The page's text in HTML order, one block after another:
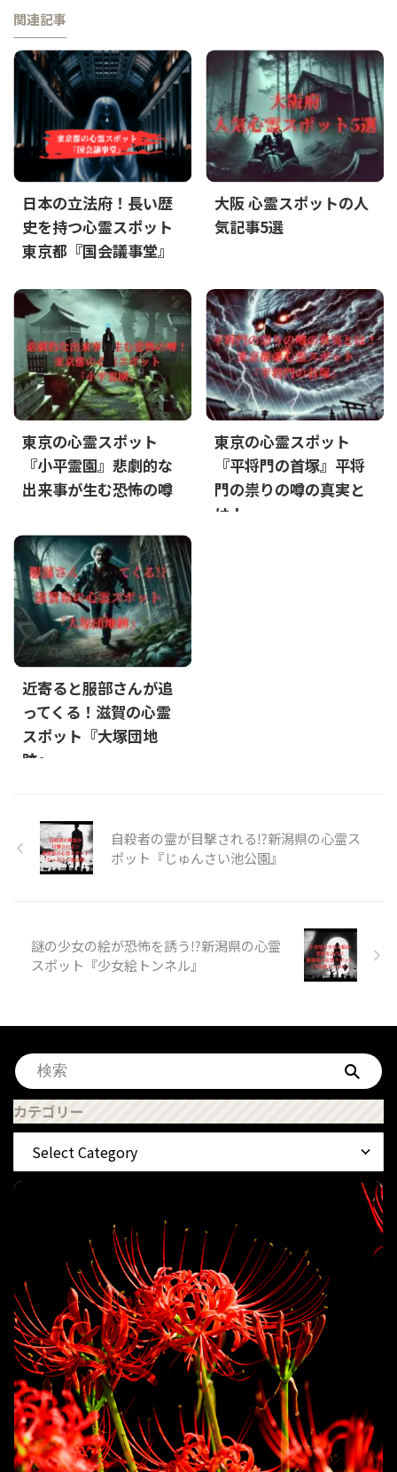
関連記事
日本の立法府！長い歴
史を持つ心霊スポット
東京都『国会議事堂』
大阪 心霊スポットの人
気記事5選
東京の心霊スポット
『小平霊園』悲劇的な
出来事が生む恐怖の噂
東京の心霊スポット
『平将門の首塚』平将
門の祟りの噂の真実と
は！
近寄ると服部さんが追
ってくる！滋賀の心霊
スポット『大塚団地
跡』
自殺者の霊が目撃される⁉新潟県の心霊ス
ポット『じゅんさい池公園』
謎の少女の絵が恐怖を誘う⁉新潟県の心霊
スポット『少女絵トンネル』
カテゴリー